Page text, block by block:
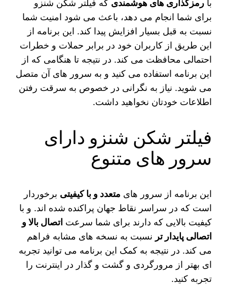
بارمزگذاری های هوشمندی که فیلتر شکن شنزو
برای شما انجام می دهد، باعث می شود امنیت شما
نسبت به قبل بسیار افزایش پیدا کند. این برنامه از
این طریق از کاربران خود در برابر حملات و خطرات
احتمالی محافظت می کند. در نتیجه تا هنگامی که از
این برنامه استفاده می کنید و به سرور های آن متصل
می‌ شوید. نیاز به نگرانی در خصوص به سرقت رفتن
اطلاعات خودتان نخواهید داشت.
فیلتر شکن شنزو دارای
سرور های متنوع
این برنامه از سرور های متعدد و با کیفیتی برخوردار
است که در سراسر نقاط جهان پراکنده شده اند. و با
کیفیت بالایی که دارند برای شما سرعت اتصال بالا و
اتصالی پایدار تر نسبت به نسخه های مشابه فراهم
می کند. در نتیجه به کمک این برنامه می توانید تجربه
ای بهتر از مرورگردی و گشت و گذار در اینترنت را
تجربه کنید.